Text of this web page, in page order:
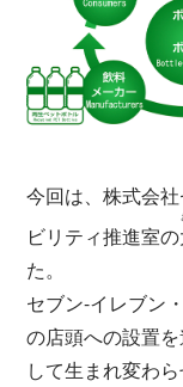
今回は、株式会
ビリティ推進室の
た。
セブン-イレブン
の店頭への設置
して生まれ変わ